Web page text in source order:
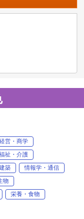
営・商学
祉・介護
築
情報学・通信
物
栄養・食物